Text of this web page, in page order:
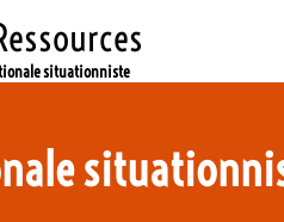
situationniste